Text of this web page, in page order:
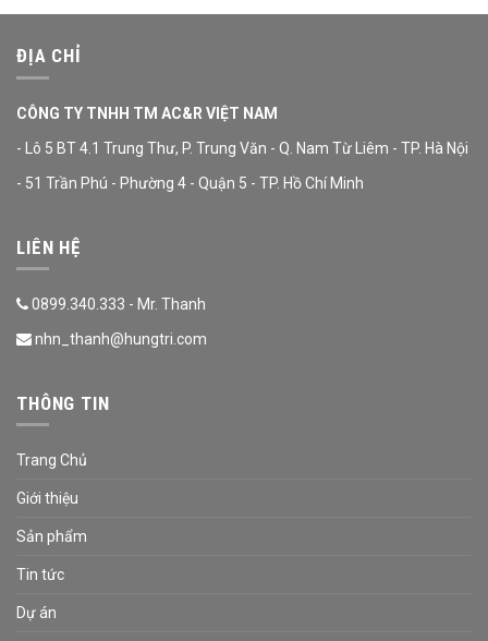
ĐỊA CHỈ
CÔNG TY TNHH TM AC&R VIỆT NAM
- Lô 5 BT 4.1 Trung Thư, P. Trung Văn - Q. Nam Từ Liêm - TP. Hà Nội
- 51 Trần Phú - Phường 4 - Quận 5 - TP. Hồ Chí Minh
LIÊN HỆ
0899.340.333 - Mr. Thanh
nhn_thanh@hungtri.com
THÔNG TIN
Trang Chủ
Giới thiệu
Sản phẩm
Tin tức
Dự án